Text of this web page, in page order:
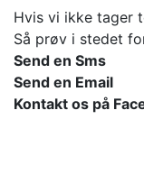
Hvis vi ikke tager
Så prøv i stedet
Send en Sms
Send en Email
Kontakt os på